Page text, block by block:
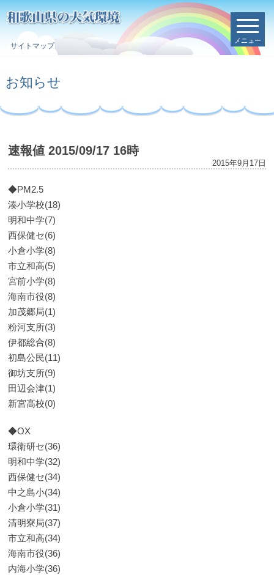
サイトマップ
メニュー
お知らせ
速報値 2015/09/17 16時
2015年9月17日
◆PM2.5
湊小学校(18)
明和中学(7)
西保健セ(6)
小倉小学(8)
市立和高(5)
宮前小学(8)
海南市役(8)
加茂郷局(1)
粉河支所(3)
伊都総合(8)
初島公民(11)
御坊支所(9)
田辺会津(1)
新宮高校(0)
◆OX
環衛研セ(36)
明和中学(32)
西保健セ(34)
中之島小(34)
小倉小学(31)
清明寮局(37)
市立和高(34)
海南市役(36)
内海小学(36)